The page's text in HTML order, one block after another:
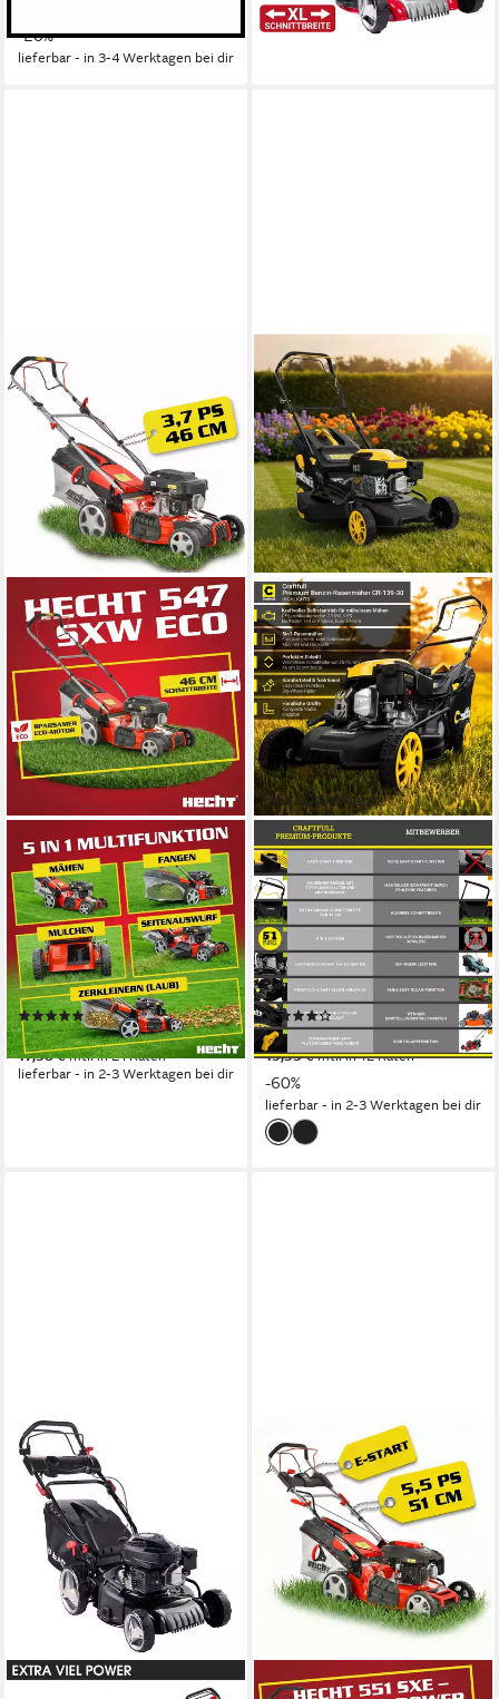
-20%
lieferbar - in 3-4 Werktagen bei dir
HECHT
Benzinrasenmäher 547 SXW
5in1 mit Radantrieb Mulchkit
Stahlgehäuse
46 cm Schnittbreite
2,50 - 7,50 cm Schnitthöhe
55,00 l Größe Auffangbehälter
(4)
349,99 €
17,38 €mtl. in 24 Raten
lieferbar - in 2-3 Werktagen bei dir
Fast ausverkauft
CRAFTFULL
Benzinrasenmäher CR-139-
30 - 4 PS, 144 cm³ Benzin
Rasenmäher mit Radantrieb
46 cm Schnittbreite
2.5 - 7.5 cm Schnitthöhe
60 l Größe Auffangbehälter
(90)
169,99 € 419,99 €
15,53 €mtl. in 12 Raten
-60%
lieferbar - in 2-3 Werktagen bei dir